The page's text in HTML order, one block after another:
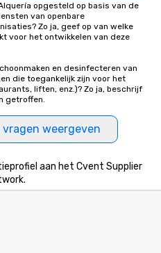
opgesteld op basis van de
van openbare
Zo ja, geef op van welke
voor het ontwikkelen van deze
en desinfecteren van
die toegankelijk zijn voor het
liften, enz.)? Zo ja, beschrijf
getroffen.
weergeven
aan het Cvent Supplier